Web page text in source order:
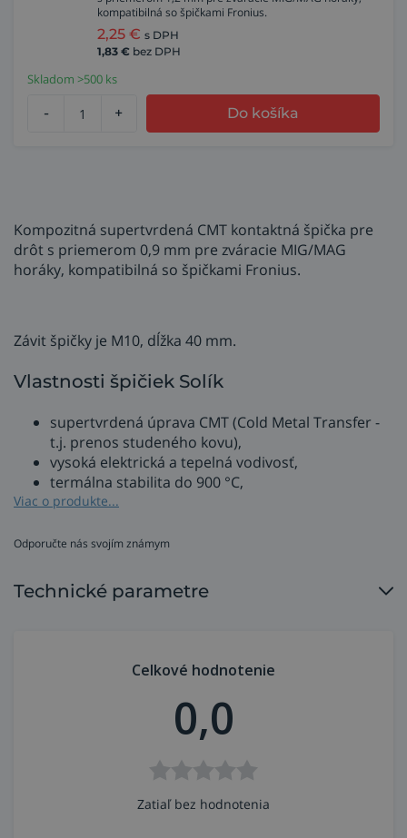
kompatibilná so špičkami Fronius.
2,25 € s DPH
1,83 € bez DPH
Skladom >500 ks
- + Do košíka
Kompozitná supertvrdená CMT kontaktná špička pre
drôt s priemerom 0,9 mm pre zváracie MIG/MAG
horáky, kompatibilná so špičkami Fronius.
Závit špičky je M10, dĺžka 40 mm.
Vlastnosti špičiek Solík
supertvrdená úprava CMT (Cold Metal Transfer -
t.j. prenos studeného kovu),
vysoká elektrická a tepelná vodivosť,
termálna stabilita do 900 °C,
pamäťová štruktúra - žiadna zmena v
schopnosť vrátiť sa do pôvodného stavu,
vysoká odolnosť voči opotrebeniu.
Viac o produkte...
Odporučte nás svojím známym
Technické parametre
Celkové hodnotenie
0,0
Zatiaľ bez hodnotenia